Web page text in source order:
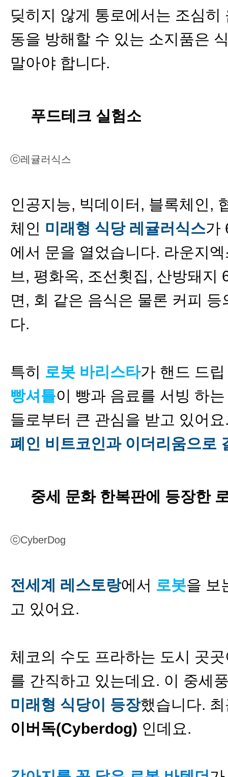
딪히지 않게 통로에서는 조심히
동을 방해할 수 있는 소지품은
말아야 합니다.
푸드테크 실험소
ⓒ레귤러식스
인공지능, 빅데이터, 블록체인,
체인 미래형 식당 레귤러식스가
에서 문을 열었습니다. 라운지
브, 평화옥, 조선횟집, 산방돼지
면, 회 같은 음식은 물론 커피
다.
특히 로봇 바리스타가 핸드 드
빵셔틀이 빵과 음료를 서빙 하
들로부터 큰 관심을 받고 있어
폐인 비트코인과 이더리움으로
중세 문화 한복판에 등장한
ⓒCyberDog
전세계 레스토랑에서 로봇을 보
고 있어요.
체코의 수도 프라하는 도시 곳
를 간직하고 있는데요. 이 중세
미래형 식당이 등장했습니다.
이버독(Cyberdog) 인데요.